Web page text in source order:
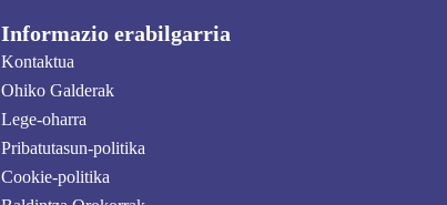
Informazio erabilgarria
Kontaktua
Ohiko Galderak
Lege-oharra
Pribatutasun-politika
Cookie-politika